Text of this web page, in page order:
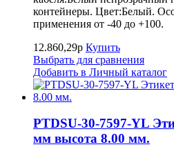
контейнеры. Цвет:Белый.
применения от -40 до +100.
12.860,29р Купить
Выбрать для сравнения
Добавить в Личный каталог
PTDSU-30-7597-YL
мм высота 8.00 мм.